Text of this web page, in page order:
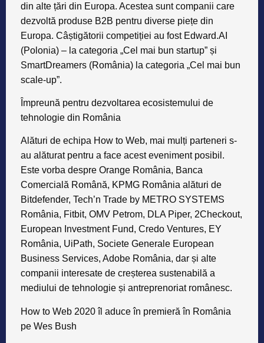
scale-up”.
Împreună pentru dezvoltarea ecosistemului de
tehnologie din România
Alături de echipa How to Web, mai mulți parteneri s-
au alăturat pentru a face acest eveniment posibil.
Este vorba despre Orange România, Banca
Comercială Română, KPMG România alături de
România, Fitbit, OMV Petrom, DLA Piper, 2Checkout,
European Investment Fund, Credo Ventures, EY
România, UiPath, Societe Generale European
Business Services, Adobe România, dar și alte
companii interesate de creșterea sustenabilă a
mediului de tehnologie și antreprenoriat românesc.
How to Web 2020 îl aduce în premieră în România
pe Wes Bush
How to Web își propune să depășească ediția de
anul acesta în ceea ce privește amploarea, astfel că
și pentru următorul eveniment pregătește un line-up
special de speakeri. În 2020, evenimentul va avea
loc pe 28 și 29 octombrie și sunt așteptați speakeri cu